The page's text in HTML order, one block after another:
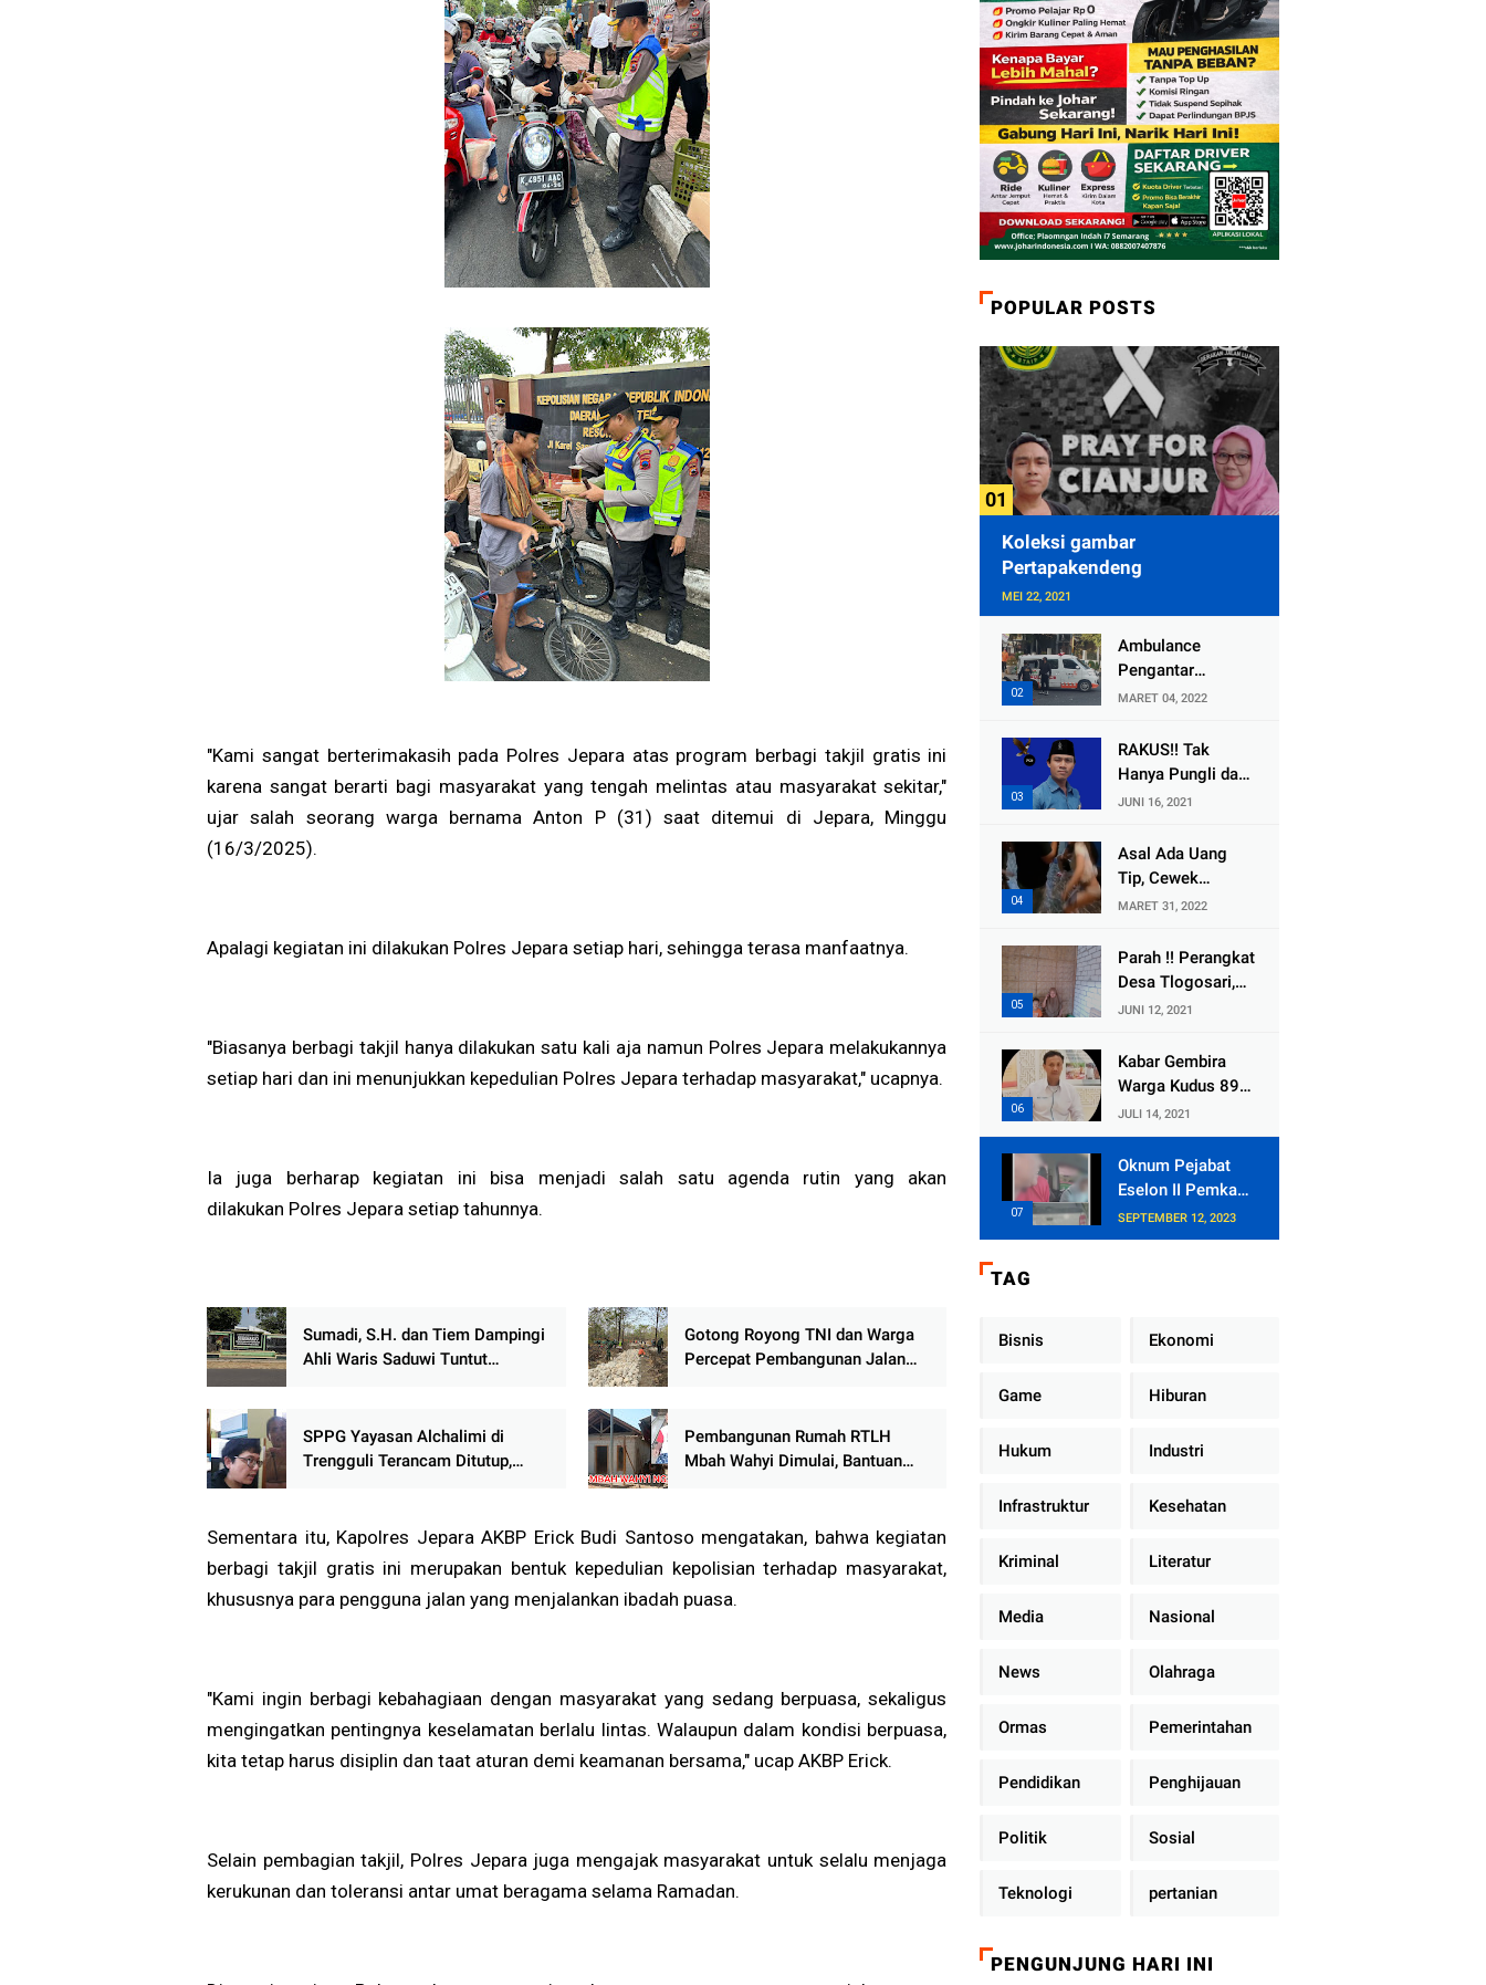
"Kami sangat berterimakasih pada Polres Jepara atas program berbagi takjil gratis ini
karena sangat berarti bagi masyarakat yang tengah melintas atau masyarakat sekitar,"
ujar salah seorang warga bernama Anton P (31) saat ditemui di Jepara, Minggu
(16/3/2025).
Apalagi kegiatan ini dilakukan Polres Jepara setiap hari, sehingga terasa manfaatnya.
"Biasanya berbagi takjil hanya dilakukan satu kali aja namun Polres Jepara melakukannya
setiap hari dan ini menunjukkan kepedulian Polres Jepara terhadap masyarakat," ucapnya.
Ia juga berharap kegiatan ini bisa menjadi salah satu agenda rutin yang akan
dilakukan Polres Jepara setiap tahunnya.
Sumadi, S.H. dan Tiem Dampingi
Ahli Waris Saduwi Tuntut
Gotong Royong TNI dan Warga
Percepat Pembangunan Jalan
SPPG Yayasan Alchalimi di
Trengguli Terancam Ditutup,
Pembangunan Rumah RTLH
Mbah Wahyi Dimulai, Bantuan
Sementara itu, Kapolres Jepara AKBP Erick Budi Santoso mengatakan, bahwa kegiatan
berbagi takjil gratis ini merupakan bentuk kepedulian kepolisian terhadap masyarakat,
khususnya para pengguna jalan yang menjalankan ibadah puasa.
"Kami ingin berbagi kebahagiaan dengan masyarakat yang sedang berpuasa, sekaligus
mengingatkan pentingnya keselamatan berlalu lintas. Walaupun dalam kondisi berpuasa,
kita tetap harus disiplin dan taat aturan demi keamanan bersama," ucap AKBP Erick.
Selain pembagian takjil, Polres Jepara juga mengajak masyarakat untuk selalu menjaga
kerukunan dan toleransi antar umat beragama selama Ramadan.
POPULAR POSTS
Koleksi gambar
Pertapakendeng
MEI 22, 2021
Ambulance
Pengantar
Jenazah Kepala
Mengalami
Kecelakaan
MARET 04, 2022
RAKUS!! Tak
Hanya Pungli dan
Dana Bedah
Diembat, ,
Perangkat Desa
Selewengkan
Bantuan Mushola
JUNI 16, 2021
Asal Ada Uang
Tip, Cewek
Pemandu Karaoke
Bersedia Bugil
MARET 31, 2022
Parah !! Perangkat
Desa Tlogosari,
Kecamatan
Embat Dana Bedah
Rumah dari
JUNI 12, 2021
Kabar Gembira
Warga Kudus 89
Persen RT di
Kudus Zona Hijau
JULI 14, 2021
Oknum Pejabat
Eselon II Pemkab
Lampung Utara
Asik Ngobrol
Dinas
SEPTEMBER 12, 2023
TAG
Bisnis Ekonomi
Game Hiburan
Hukum Industri
Infrastruktur Kesehatan
Kriminal Literatur
Media Nasional
News Olahraga
Ormas Pemerintahan
Pendidikan Penghijauan
Politik Sosial
Teknologi pertanian
PENGUNJUNG HARI INI